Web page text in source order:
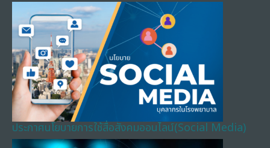
ประกาศนโยบายการใช้สื่อสังคมออนไลน์(Social Media)